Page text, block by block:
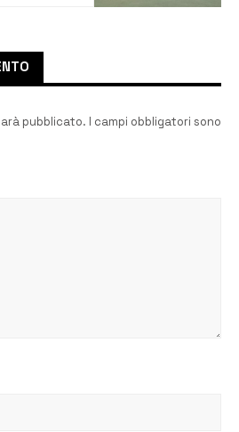
pubblicato. I campi obbligatori sono